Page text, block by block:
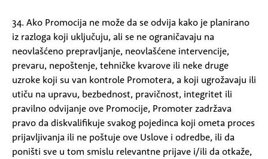
34. Ako Promocija ne može da se odvija kako je planirano
iz razloga koji uključuju, ali se ne ograničavaju na
neovlašćeno prepravljanje, neovlašćene intervencije,
prevaru, nepoštenje, tehničke kvarove ili neke druge
uzroke koji su van kontrole Promotera, a koji ugrožavaju ili
utiču na upravu, bezbednost, pravičnost, integritet ili
pravilno odvijanje ove Promocije, Promoter zadržava
pravo da diskvalifikuje svakog pojedinca koji ometa proces
prijavljivanja ili ne poštuje ove Uslove i odredbe, ili da
poništi sve u tom smislu relevantne prijave i/ili da otkaže,